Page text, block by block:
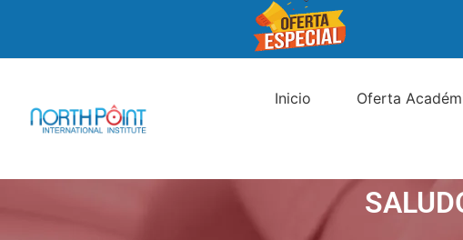
Inicio Oferta